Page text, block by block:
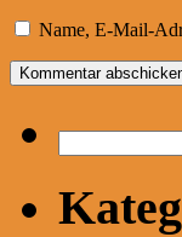
Name, E-Mail-
nach: